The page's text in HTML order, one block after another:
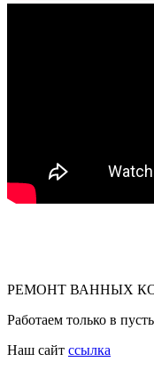
РЕМОНТ ВАННЫХ
Работаем только в
Наш сайт ссылка